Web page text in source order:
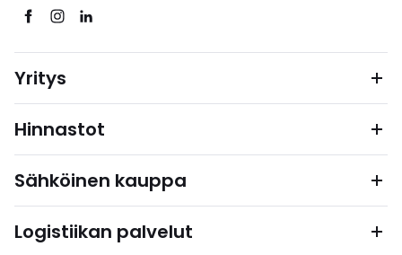
Yritys
Hinnastot
Sähköinen kauppa
Logistiikan palvelut